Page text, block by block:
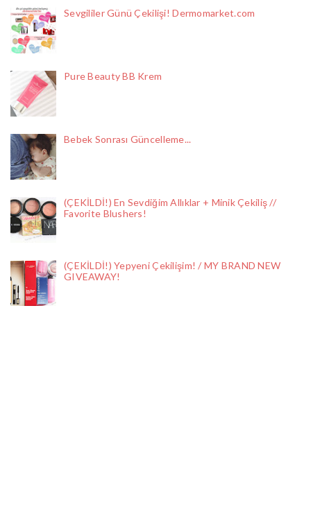
Sevgililer Günü Çekilişi! Dermomarket.com
Pure Beauty BB Krem
Bebek Sonrası Güncelleme...
(ÇEKİLDİ!) En Sevdiğim Allıklar + Minik Çekiliş //
Favorite Blushers!
(ÇEKİLDİ!) Yepyeni Çekilişim! / MY BRAND NEW
GIVEAWAY!